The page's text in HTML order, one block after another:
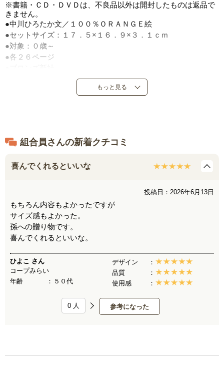
※書籍・ＣＤ・ＤＶＤは、不良品以外は開封したものは返品で
きません。
●中川ひろたか文／１００％ＯＲＡＮＧＥ絵
●セットサイズ：１７．５×１６．９×３．１ｃｍ
●対象：０歳～
●各２６ページ
●定価：２，８０５円（税込）
もっと見る
組合員さんの新着クチコミ
喜んでくれるといいな
投稿日：2026年6月13日
もちろん内容もよかったですが
サイズ感もよかった。
孫への贈り物です。
喜んでくれるといいな。
ひよこ さん
コープみらい
年齢
５０代
デザイン
品質
使用感
参考になった
0 人